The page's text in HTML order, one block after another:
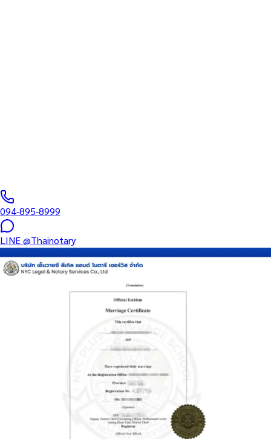
094-895-8999
LINE@Thainotary